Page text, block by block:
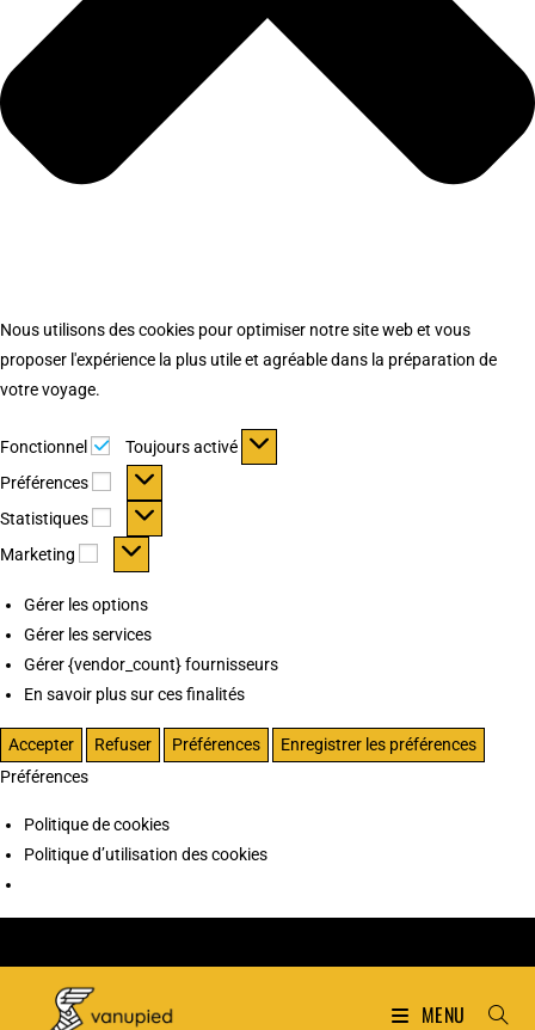
Nous utilisons des cookies pour optimiser notre site web et vous
proposer l'expérience la plus utile et agréable dans la préparation de
votre voyage.
Fonctionnel Fonctionnel
Toujours activé
Préférences
Préférences
Statistiques Statistiques
Marketing Marketing
Gérer les options
Gérer les services
Gérer {vendor_count} fournisseurs
En savoir plus sur ces finalités
Accepter Refuser Préférences
Enregistrer les préférences
Préférences
Politique de cookies
Politique d’utilisation des cookies
MENU